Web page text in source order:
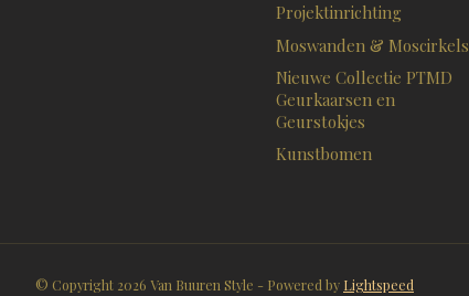
Projektinrichting
Moswanden & Moscirkels
Nieuwe Collectie PTMD
Geurkaarsen en
Geurstokjes
Kunstbomen
© Copyright 2026 Van Buuren Style - Powered by Lightspeed